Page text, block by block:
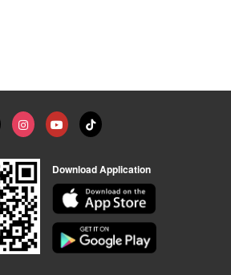
Download Application